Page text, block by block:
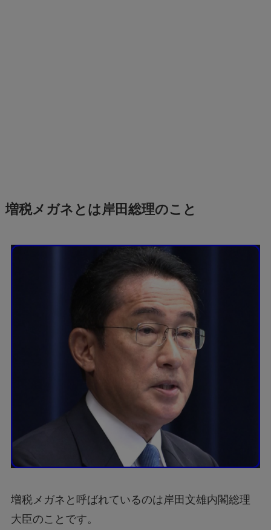
増税メガネとは岸田総理のこと
増税メガネと呼ばれているのは岸田文雄内閣総理
大臣のことです。